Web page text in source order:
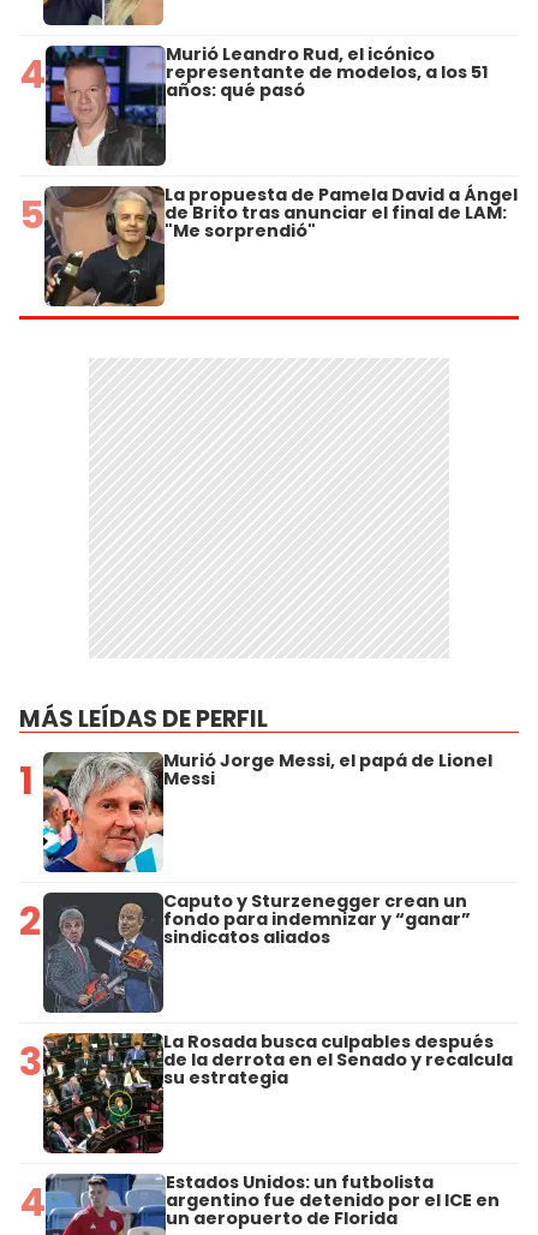
4 Murió Leandro Rud, el icónico
representante de modelos, a los 51
años: qué pasó
5 La propuesta de Pamela David a Ángel
de Brito tras anunciar el final de LAM:
"Me sorprendió"
MÁS LEÍDAS DE PERFIL
1 Murió Jorge Messi, el papá de Lionel
Messi
2 Caputo y Sturzenegger crean un
fondo para indemnizar y “ganar”
sindicatos aliados
3 La Rosada busca culpables después
de la derrota en el Senado y recalcula
su estrategia
4 Estados Unidos: un futbolista
argentino fue detenido por el ICE en
un aeropuerto de Florida